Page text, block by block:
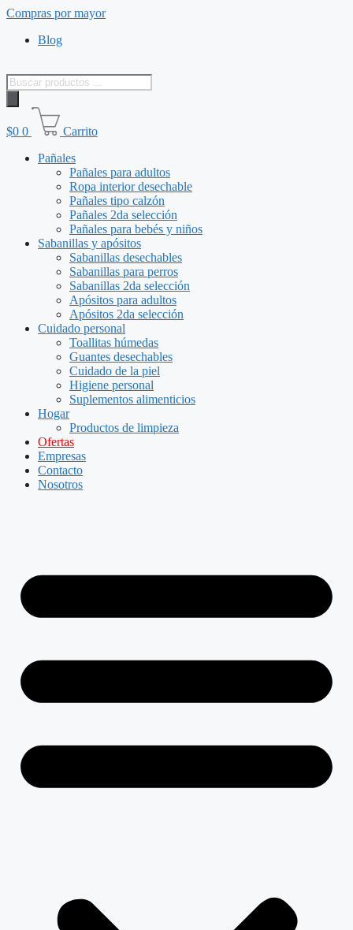
Saltar
contenido
Compras por mayor
Blog
Búsqueda
de
productos
$0 0
Carrito
Pañales
Pañales para adultos
Ropa interior desechable
Pañales tipo calzón
Pañales 2da selección
Pañales para bebés y niños
Sabanillas y apósitos
Sabanillas desechables
Sabanillas para perros
Sabanillas 2da selección
Apósitos para adultos
Apósitos 2da selección
Cuidado personal
Toallitas húmedas
Guantes desechables
Cuidado de la piel
Higiene personal
Suplementos alimenticios
Hogar
Productos de limpieza
Ofertas
Empresas
Contacto
Nosotros